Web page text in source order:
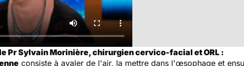
Pr Sylvain Morinière, chirurgien cervico-facial et ORL :
consiste à avaler de l'air, la mettre dans l'œsophage et